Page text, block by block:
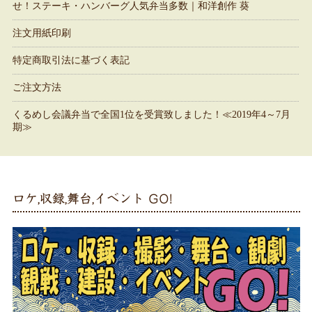
せ！ステーキ・ハンバーグ人気弁当多数｜和洋創作 葵
注文用紙印刷
特定商取引法に基づく表記
ご注文方法
くるめし会議弁当で全国1位を受賞致しました！≪2019年4～7月
期≫
ロケ,収録,舞台,イベント GO!